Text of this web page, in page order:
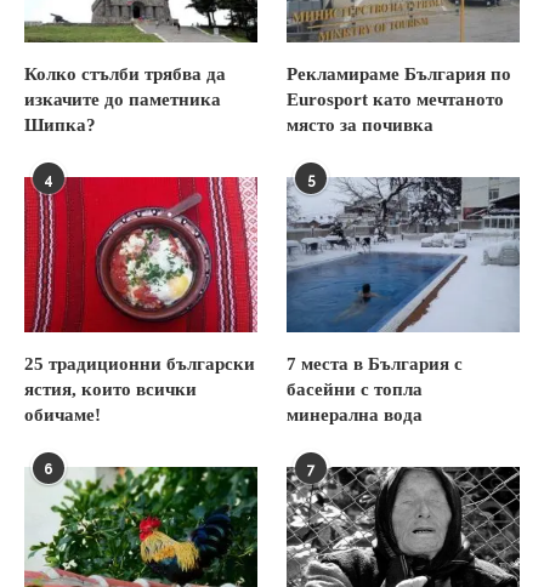
Колко стълби трябва да
изкачите до паметника
Шипка?
Рекламираме България по
Eurosport като мечтаното
място за почивка
4
25 традиционни български
ястия, които всички
обичаме!
5
7 места в България с
басейни с топла
минерална вода
6 7